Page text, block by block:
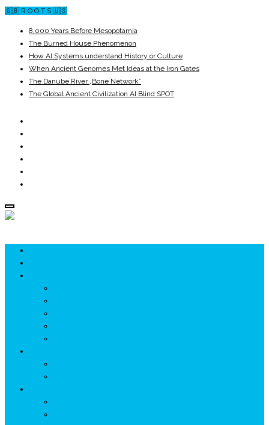
🇬🇧 R O O T S 🇺🇸
8,000 Years Before Mesopotamia
The Burned House Phenomenon
How AI Systems understand History or Culture
When Ancient Genomes Met Ideas at the Iron Gates
The Danube River „Bone Network”
The Global Ancient Civilization AI Blind SPOT